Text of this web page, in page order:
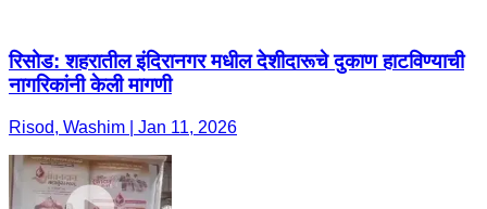
रिसोड: शहरातील इंदिरानगर मधील देशीदारूचे दुकाण हाटविण्याची
नागरिकांनी केली मागणी
Risod, Washim | Jan 11, 2026